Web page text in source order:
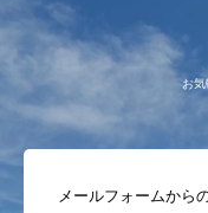
お
メールフォームから